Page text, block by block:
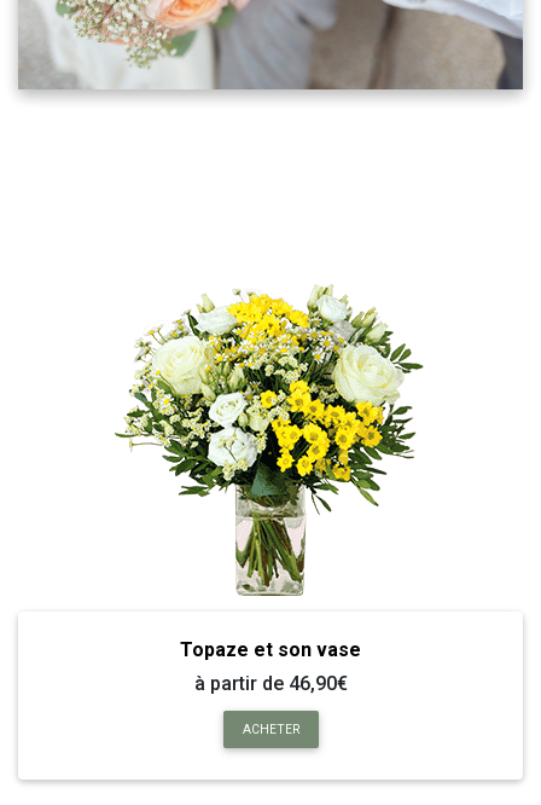
Topaze et son vase
à partir de 46,90€
ACHETER